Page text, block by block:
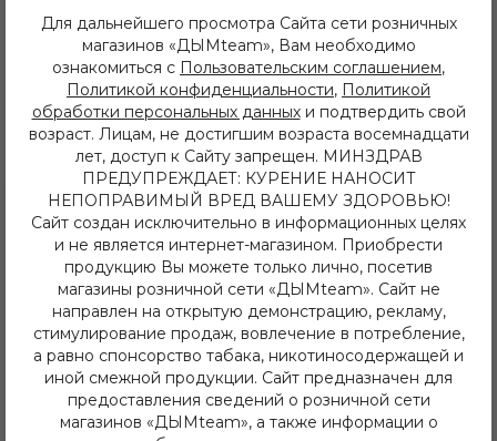
Endorphin
Jent
MattPear
MUSTHAVE
Overdose
Satyr
Северный
Smoke Angels
Spectrum
Starline
Tangiers
Хулиган
Энтузиаст
Иркутск, ул. Баумана 214/3
+7 (950) 052 84 22
Иркутск, ул. Дальневосточная 144
+7 (902) 548 28 75
ежедневно с 11 до 22 часов
ИП Хвойнов Алексей Сергеевич
ИНН: 381207483919
ОГРН: 316385000142491
Каталог
Кальяны
Табак
Бестабачные Смеси
Уголь
Комплектующие
Одноразовые системы
POD Системы
Жидкости
Напитки
Электронные кальяны и чаши
Для дальнейшего просмотра Сайта сети розничных
магазинов «ДЫМteam», Вам необходимо
ознакомиться с Пользовательским соглашением,
Политикой конфиденциальности, Политикой
обработки персональных данныхи подтвердить свой
возраст. Лицам, не достигшим возраста восемнадцати
лет, доступ к Сайту запрещен. МИНЗДРАВ
ПРЕДУПРЕЖДАЕТ: КУРЕНИЕ НАНОСИТ
НЕПОПРАВИМЫЙ ВРЕД ВАШЕМУ ЗДОРОВЬЮ!
Сайт создан исключительно в информационных целях
и не является интернет-магазином. Приобрести
продукцию Вы можете только лично, посетив
магазины розничной сети «ДЫМteam». Сайт не
направлен на открытую демонстрацию, рекламу,
стимулирование продаж, вовлечение в потребление,
а равно спонсорство табака, никотиносодержащей и
иной смежной продукции. Сайт предназначен для
предоставления сведений о розничной сети
магазинов «ДЫМteam», а также информации о